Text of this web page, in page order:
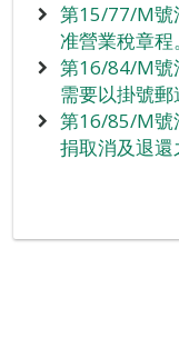
第15/77/M號
准營業稅章程。
第16/84/M號
需要以掛號郵
第16/85/M號
捐取消及退還